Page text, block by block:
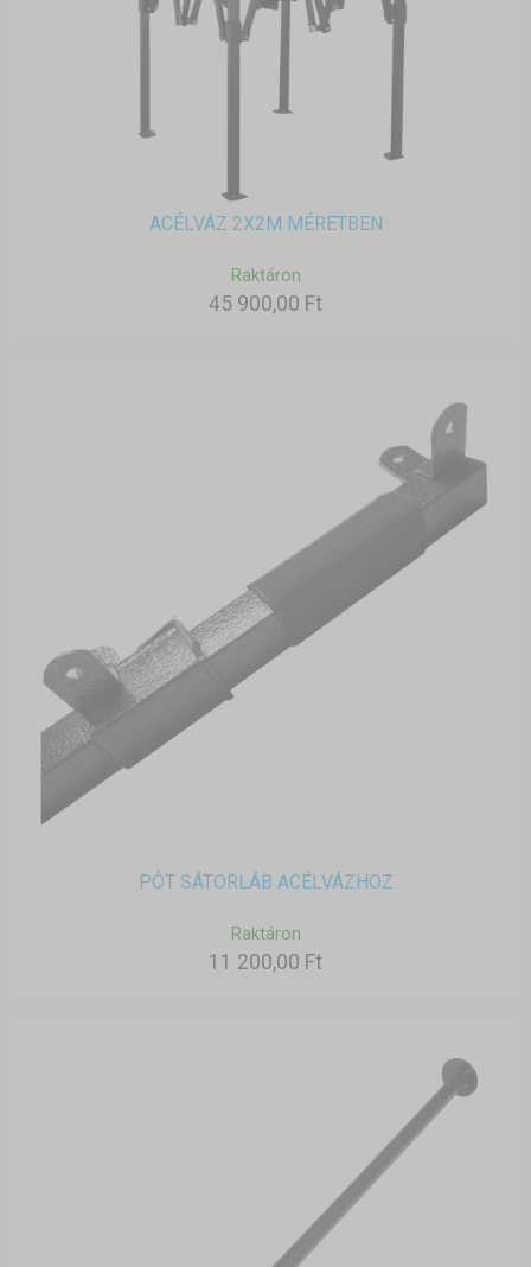
ACÉLVÁZ 2X2M MÉRETBEN
Raktáron
45 900,00 Ft
PÓT SÁTORLÁB ACÉLVÁZHOZ
Raktáron
11 200,00 Ft